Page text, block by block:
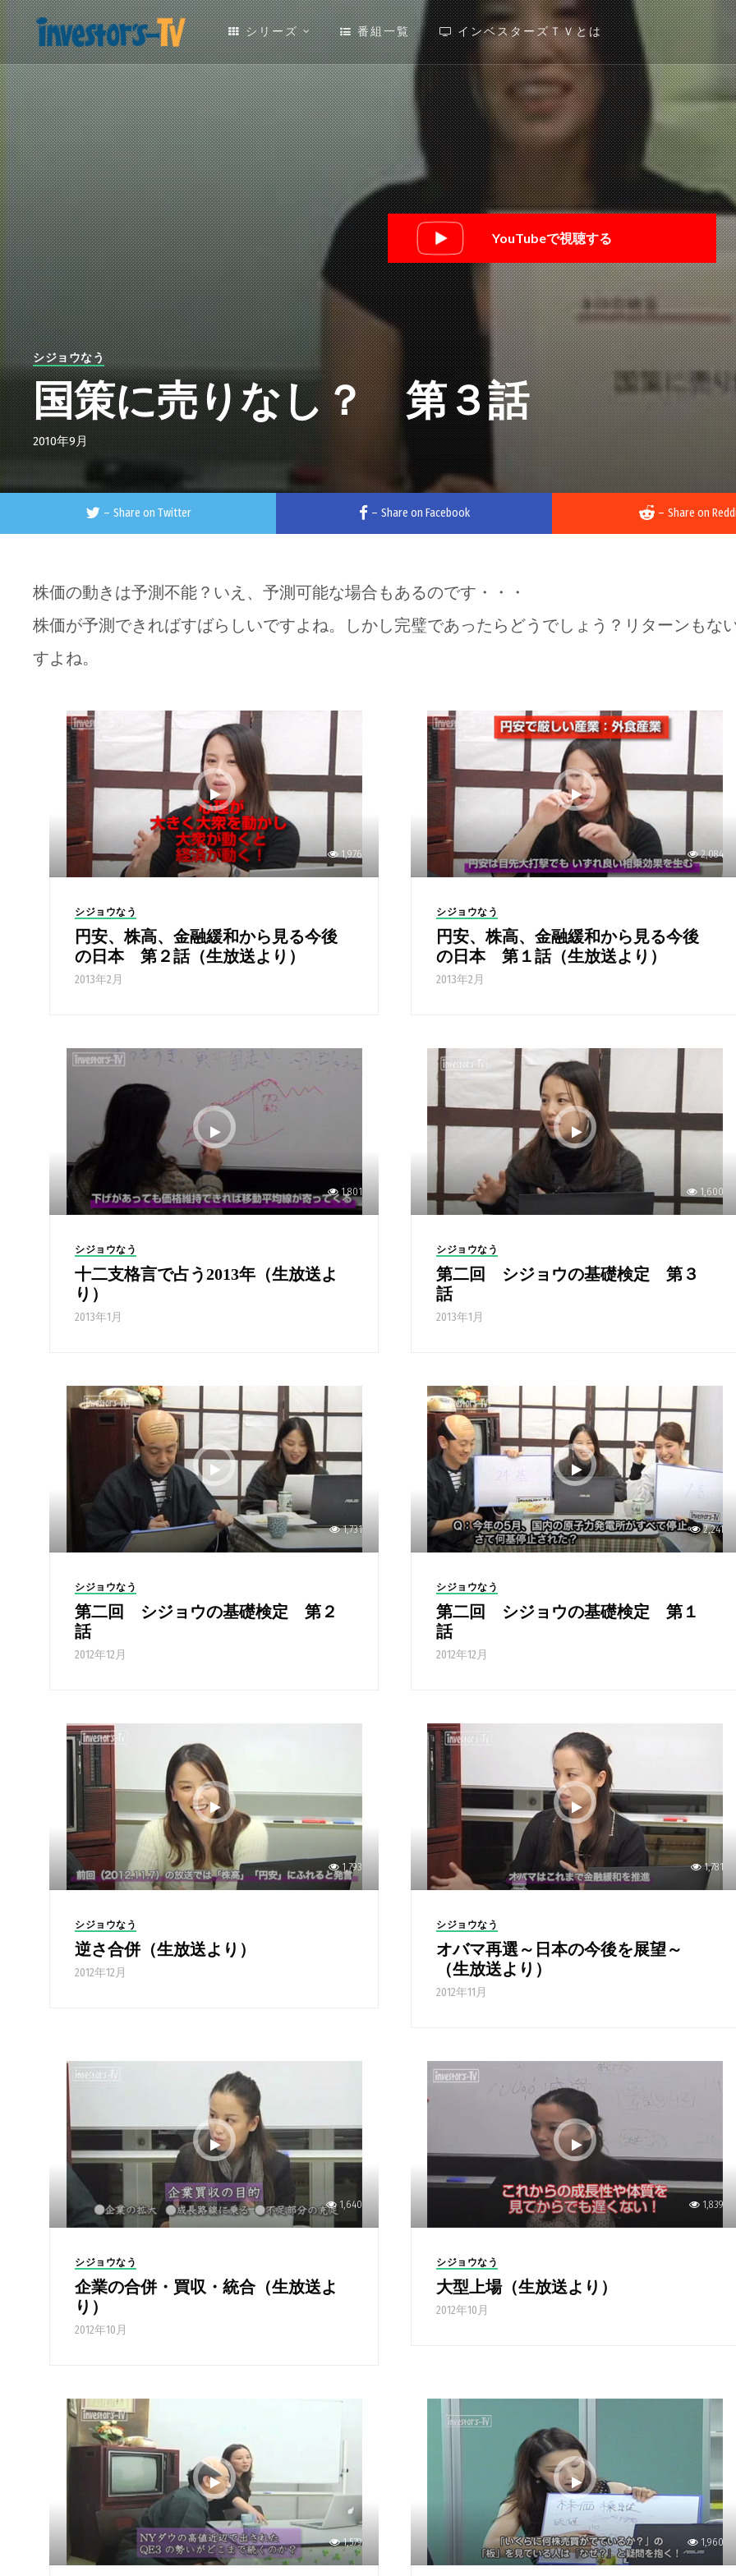
シリーズ 番組一覧 インベスターズＴＶとは
YouTubeで視聴する
シジョウなう
国策に売りなし？ 第３話
2010年9月
– Share on Twitter – Share on Facebook – Share on
株価の動きは予測不能？いえ、予測可能な場合もあるのです・・・
株価が予測できればすばらしいですよね。しかし完璧であったらどうでしょう？リターンもな
すよね。
1,976
シジョウなう
円安、株高、金融緩和から見る今後
の日本 第２話（生放送より）
2013年2月
2,084
シジョウなう
円安、株高、金融緩和から見る今後
の日本 第１話（生放送より）
2013年2月
1,801
シジョウなう
十二支格言で占う2013年（生放送よ
り）
2013年1月
1,600
シジョウなう
第二回 シジョウの基礎検定 第３
話
2013年1月
1,731
シジョウなう
第二回 シジョウの基礎検定 第２
話
2012年12月
2,241
シジョウなう
第二回 シジョウの基礎検定 第１
話
2012年12月
1,793
シジョウなう
逆さ合併（生放送より）
2012年12月
1,781
シジョウなう
オバマ再選～日本の今後を展望～
（生放送より）
2012年11月
1,640
シジョウなう
企業の合併・買収・統合（生放送よ
り）
2012年10月
1,839
シジョウなう
大型上場（生放送より）
2012年10月
1,579 1,960